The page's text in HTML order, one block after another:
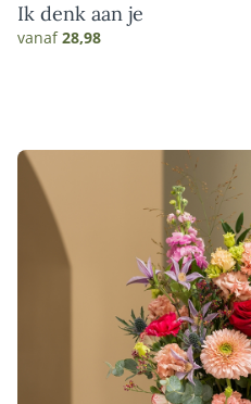
Ik denk aan je
vanaf28,98